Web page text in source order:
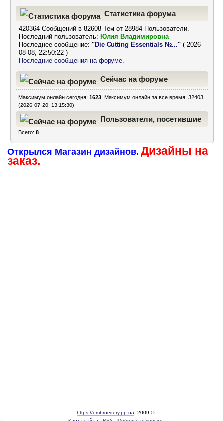
Статистика форума
420364 Сообщений в 82608 Тем от 28984 Пользователи.
Последний пользователь: Юлия Владимировна
Последнее сообщение:"Die Cutting Essentials №..." ( 2026-
08-08, 22:50:22 )
Последние сообщения на форуме.
Сейчас на форуме
Максимум онлайн сегодня:1623 . Максимум онлайн за все время: 32403
(2026-07-20, 13:15:30)
Пользователи, посетившие
часа
Всего:8
Открылся Магазин дизайнов. Дизайны на
заказ.
https://embroedery.pp.ua 2009 ©